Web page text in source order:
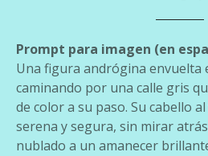
Prompt para imagen (en
Una figura andrógina envuelta
caminando por una calle gris
de color a su paso. Su cabello
serena y segura, sin mirar
nublado a un amanecer